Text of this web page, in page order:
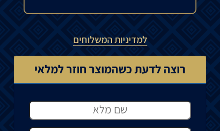
למדיניות המשלוחים
רוצה לדעת כשהמוצר חוזר למלאי